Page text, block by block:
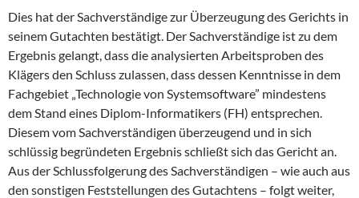
Dies hat der Sachverständige zur Überzeugung des Gerichts in
seinem Gutachten bestätigt. Der Sachverständige ist zu dem
Ergebnis gelangt, dass die analysierten Arbeitsproben des
Klägers den Schluss zulassen, dass dessen Kenntnisse in dem
Fachgebiet „Technologie von Systemsoftware” mindestens
dem Stand eines Diplom-Informatikers (FH) entsprechen.
Diesem vom Sachverständigen überzeugend und in sich
schlüssig begründeten Ergebnis schließt sich das Gericht an.
Aus der Schlussfolgerung des Sachverständigen – wie auch aus
den sonstigen Feststellungen des Gutachtens – folgt weiter,